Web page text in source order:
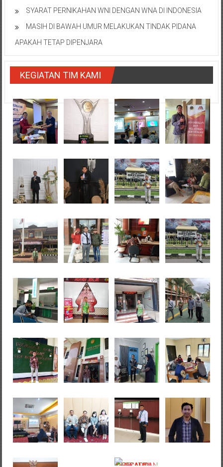
SYARAT PERNIKAHAN WNI DENGAN WNA DI INDONESIA
MASIH DI BAWAH UMUR MELAKUKAN TINDAK PIDANA
APAKAH TETAP DIPENJARA
KEGIATAN TIM KAMI